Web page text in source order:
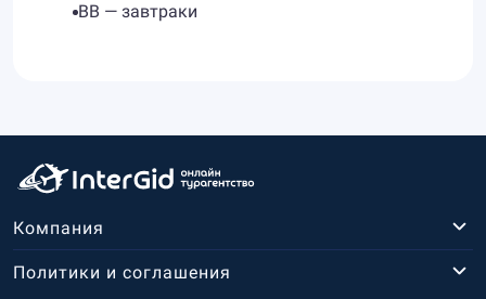
BB — завтраки
Компания
Политики и соглашения